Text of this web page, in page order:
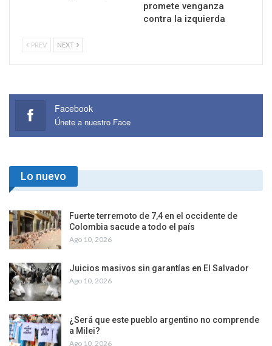
promete venganza
contra la izquierda
PREV NEXT
Facebook
Únete a nuestro Face
Lo nuevo
Fuerte terremoto de 7,4 en el occidente de
Colombia sacude a todo el país
Ago 10, 2026
Juicios masivos sin garantías en El Salvador
Ago 10, 2026
¿Será que este pueblo argentino no comprende
a Milei?
Ago 10, 2026